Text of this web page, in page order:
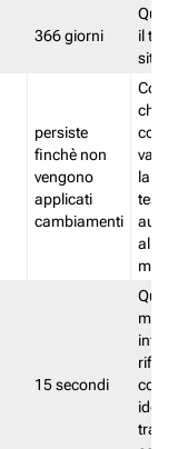
366 giorni
il
sito
persiste
finchè non
vengono
applicati
cambiamenti
che
la
test.
15 secondi